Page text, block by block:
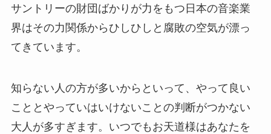
サントリーの財団ばかりが力をもつ日本の音楽業
界はその力関係からひしひしと腐敗の空気が漂っ
てきています。
知らない人の方が多いからといって、やって良い
こととやっていはいけないことの判断がつかない
大人が多すぎます。いつでもお天道様はあなたを